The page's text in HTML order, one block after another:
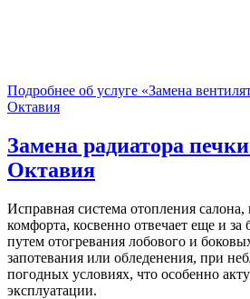
Подробнее об услуге «Замена
Октавия
Замена радиатора печки
Октавия
Исправная система отопления
комфорта, косвенно отвечает еще и за
путем отогревания лобового и
запотевания или обледенения, при
погодных условиях, что особенно
эксплуатации.